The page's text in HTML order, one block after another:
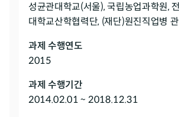
성균관대학교(서울), 국립농업과학원,
대학교산학협력단, (재단)원진직업병
과제 수행연도
2015
과제 수행기간
2014.02.01 ~ 2018.12.31